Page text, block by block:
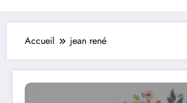
Accueil jean rené